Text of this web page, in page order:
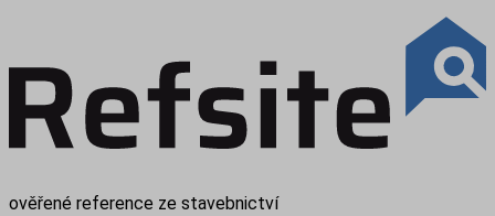
ověřené reference ze stavebnictví